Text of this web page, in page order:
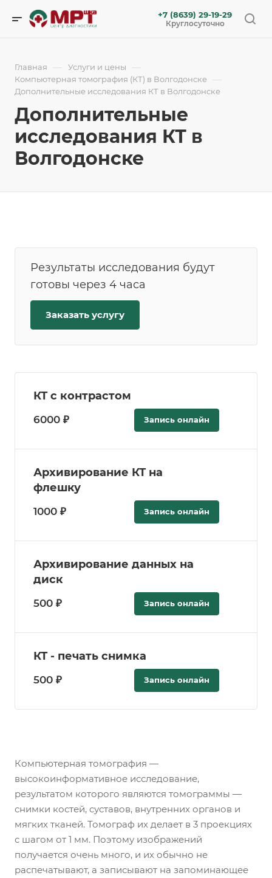
+7 (8639) 29-19-29
Круглосуточно
Главная — Услуги и цены —
Компьютерная томография (КТ) в Волгодонске —
Дополнительные исследования КТ в Волгодонске
Дополнительные
исследования КТ в
Волгодонске
Результаты исследования будут
готовы через 4 часа
Заказать услугу
КТ с контрастом
6000 ₽ Запись онлайн
Архивирование КТ на
флешку
1000 ₽ Запись онлайн
Архивирование данных на
диск
500 ₽ Запись онлайн
КТ - печать снимка
500 ₽ Запись онлайн
Компьютерная томография —
высокоинформативное исследование,
результатом которого являются томограммы —
снимки костей, суставов, внутренних органов и
мягких тканей. Томограф их делает в 3 проекциях
с шагом от 1 мм. Поэтому изображений
получается очень много, и их обычно не
распечатывают, а записывают на запоминающее